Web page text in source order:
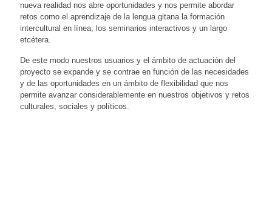
nueva realidad nos abre oportunidades y nos permite abordar
retos como el aprendizaje de la lengua gitana la formación
intercultural en línea, los seminarios interactivos y un largo
etcétera.
De este modo nuestros usuarios y el ámbito de actuación del
proyecto se expande y se contrae en función de las necesidades
y de las oportunidades en un ámbito de flexibilidad que nos
permite avanzar considerablemente en nuestros objetivos y retos
culturales, sociales y políticos.